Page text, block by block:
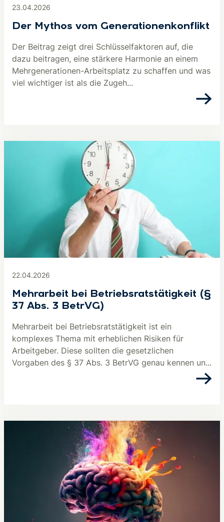
23.04.2026
Der Mythos vom Generationenkonflikt
Der Beitrag zeigt drei Schlüsselfaktoren auf, die
dazu beitragen, eine stärkere Harmonie an einem
Mehrgenerationen-Arbeitsplatz zu schaffen und was
viel wichtiger ist als die Zugeh...
22.04.2026
Mehrarbeit bei Be­triebs­rats­tä­tig­keit (§
37 Abs. 3 BetrVG)
Mehrarbeit bei Betriebsratstätigkeit ist ein
komplexes Thema mit erheblichen Risiken für
Arbeitgeber. Diese sollten die gesetzlichen
Vorgaben des § 37 Abs. 3 BetrVG genau kennen un...